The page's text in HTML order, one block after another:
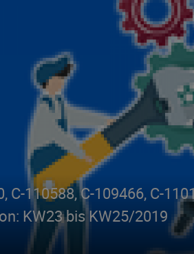
C-110588, C-109466, C-
KW23 bis KW25/2019